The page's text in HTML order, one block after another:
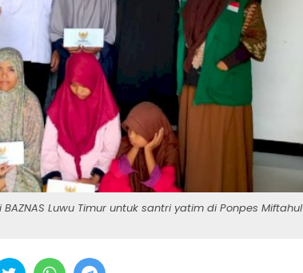
Luwu Timur untuk santri yatim di Ponpes Miftahul